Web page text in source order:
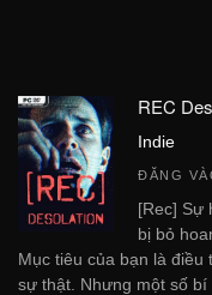
REC
Indie
ĐĂNG
[Rec] Sự
bị bỏ
Mục tiêu của bạn là
sự thật. Nhưng một số bí